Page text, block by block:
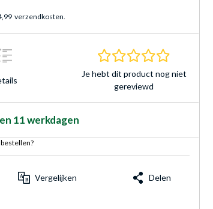
verzendkosten.
0.0 sterren
Je hebt dit product nog niet
gereviewd
11 werkdagen
Vergelijken Delen